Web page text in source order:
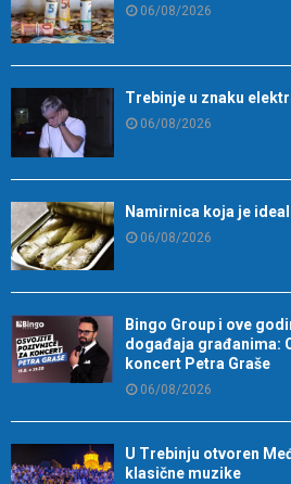
06/08/2026
Trebinje u znaku
06/08/2026
Namirnica koja je
06/08/2026
Bingo Group i ove
događaja građanima:
koncert Petra Graše
06/08/2026
U Trebinju otvoren
klasične muzike